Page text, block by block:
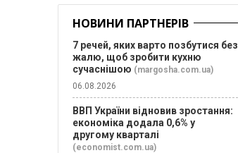
НОВИНИ ПАРТНЕРІВ
7 речей, яких варто позбутися без
жалю, щоб зробити кухню
сучаснішою (margosha.com.ua)
06.08.2026
ВВП України відновив зростання:
економіка додала 0,6% у
другому кварталі
(economist.com.ua)